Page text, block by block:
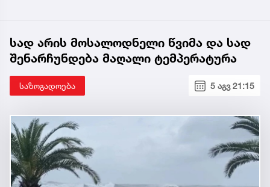
სად არის მოსალოდნელი წვიმა და სად
შენარჩუნდება მაღალი ტემპერატურა
საზოგადოება 5 აგვ 21:15